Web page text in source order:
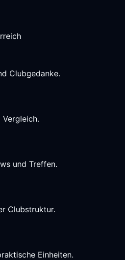
Clubgedanke.
Vergleich.
und Treffen.
Clubstruktur.
Einheiten.